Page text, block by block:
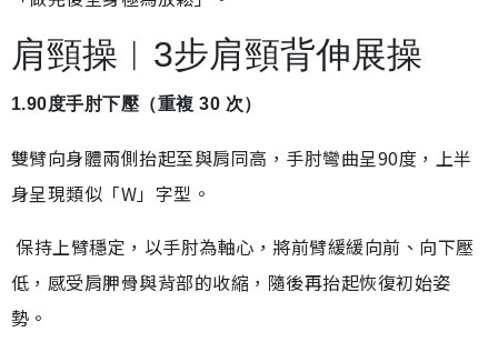
肩頸操︱3步肩頸背伸展操
1.90度手肘下壓（重複 30 次）
雙臂向身體兩側抬起至與肩同高，手肘彎曲呈90度，上半
身呈現類似「W」字型。
保持上臂穩定，以手肘為軸心，將前臂緩緩向前、向下壓
低，感受肩胛骨與背部的收縮，隨後再抬起恢復初始姿
勢。